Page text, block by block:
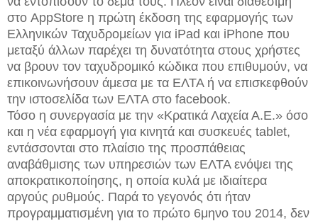
στο AppStore η πρώτη έκδοση της εφαρμογής των
Ελληνικών Ταχυδρομείων για iPad και iPhone που
μεταξύ άλλων παρέχει τη δυνατότητα στους χρήστες
να βρουν τον ταχυδρομικό κώδικα που επιθυμούν, να
επικοινωνήσουν άμεσα με τα ΕΛΤΑ ή να επισκεφθούν
την ιστοσελίδα των ΕΛΤΑ στο facebook.
Τόσο η συνεργασία με την «Κρατικά Λαχεία Α.Ε.» όσο
και η νέα εφαρμογή για κινητά και συσκευές tablet,
εντάσσονται στο πλαίσιο της προσπάθειας
αναβάθμισης των υπηρεσιών των ΕΛΤΑ ενόψει της
αποκρατικοποίησης, η οποία κυλά με ιδιαίτερα
αργούς ρυθμούς. Παρά το γεγονός ότι ήταν
προγραμματισμένη για το πρώτο 6μηνο του 2014, δεν